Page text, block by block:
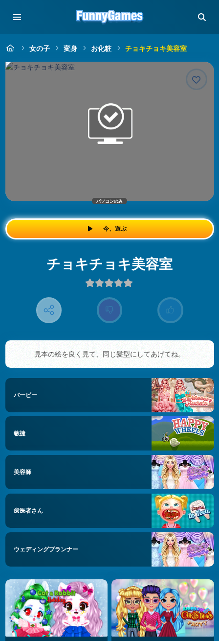
女の子 変身 お化粧 チョキチョキ美容室
パソコンのみ
今、遊ぶ
チョキチョキ美容室
見本の絵を良く見て、同じ髪型にしてあげてね。
バービー
敏捷
美容師
歯医者さん
ウェディングプランナー